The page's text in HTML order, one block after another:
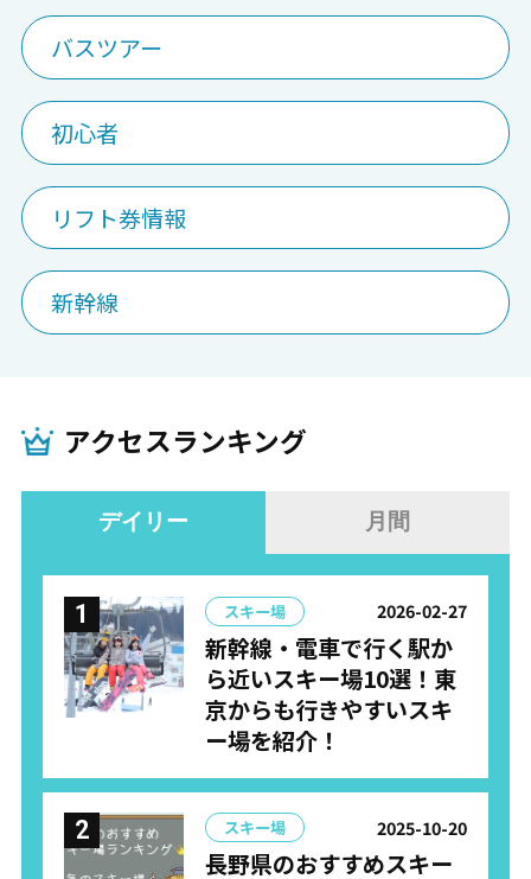
バスツアー
初心者
リフト券情報
新幹線
アクセスランキング
デイリー 月間
スキー場 2026-02-27
新幹線・電車で行く駅か
ら近いスキー場10選！東
京からも行きやすいスキ
ー場を紹介！
スキー場 2025-10-20
長野県のおすすめスキー